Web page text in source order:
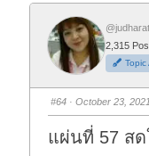
k
f
o
r
t
h
u
m
b
d
o
n
.
k
o
r
t
h
u
m
b
u
p
@judharat
2,315
Topic
#64 · October 23,
แผ่นที่ 57 ส